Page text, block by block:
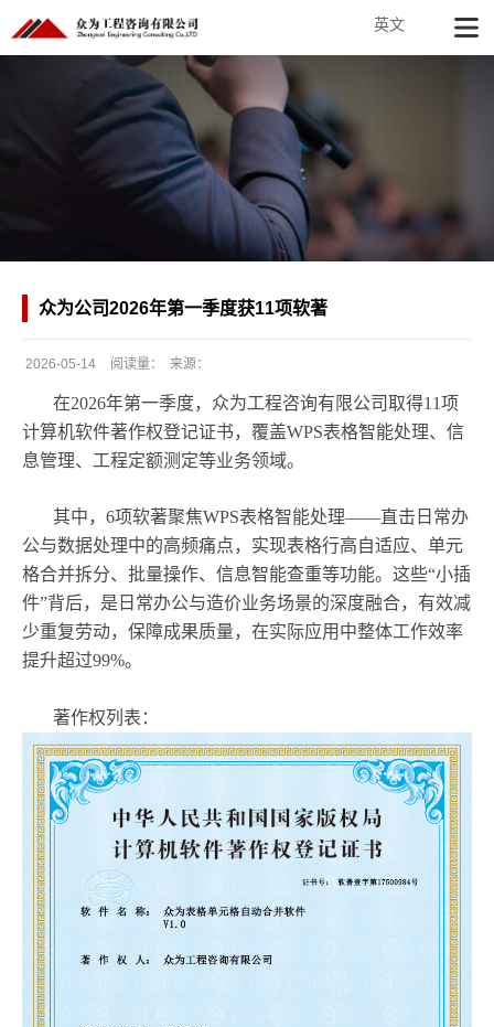
英文
众为公司2026年第一季度获11项软著
日
期：
2026-05-14 阅读量： 来源：
在2026年第一季度，众为工程咨询有限公司取得11项
计算机软件著作权登记证书，覆盖WPS表格智能处理、信
息管理、工程定额测定等业务领域。
其中，6项软著聚焦WPS表格智能处理——直击日常办
公与数据处理中的高频痛点，实现表格行高自适应、单元
格合并拆分、批量操作、信息智能查重等功能。这些“小插
件”背后，是日常办公与造价业务场景的深度融合，有效减
少重复劳动，保障成果质量，在实际应用中整体工作效率
提升超过99%。
著作权列表：